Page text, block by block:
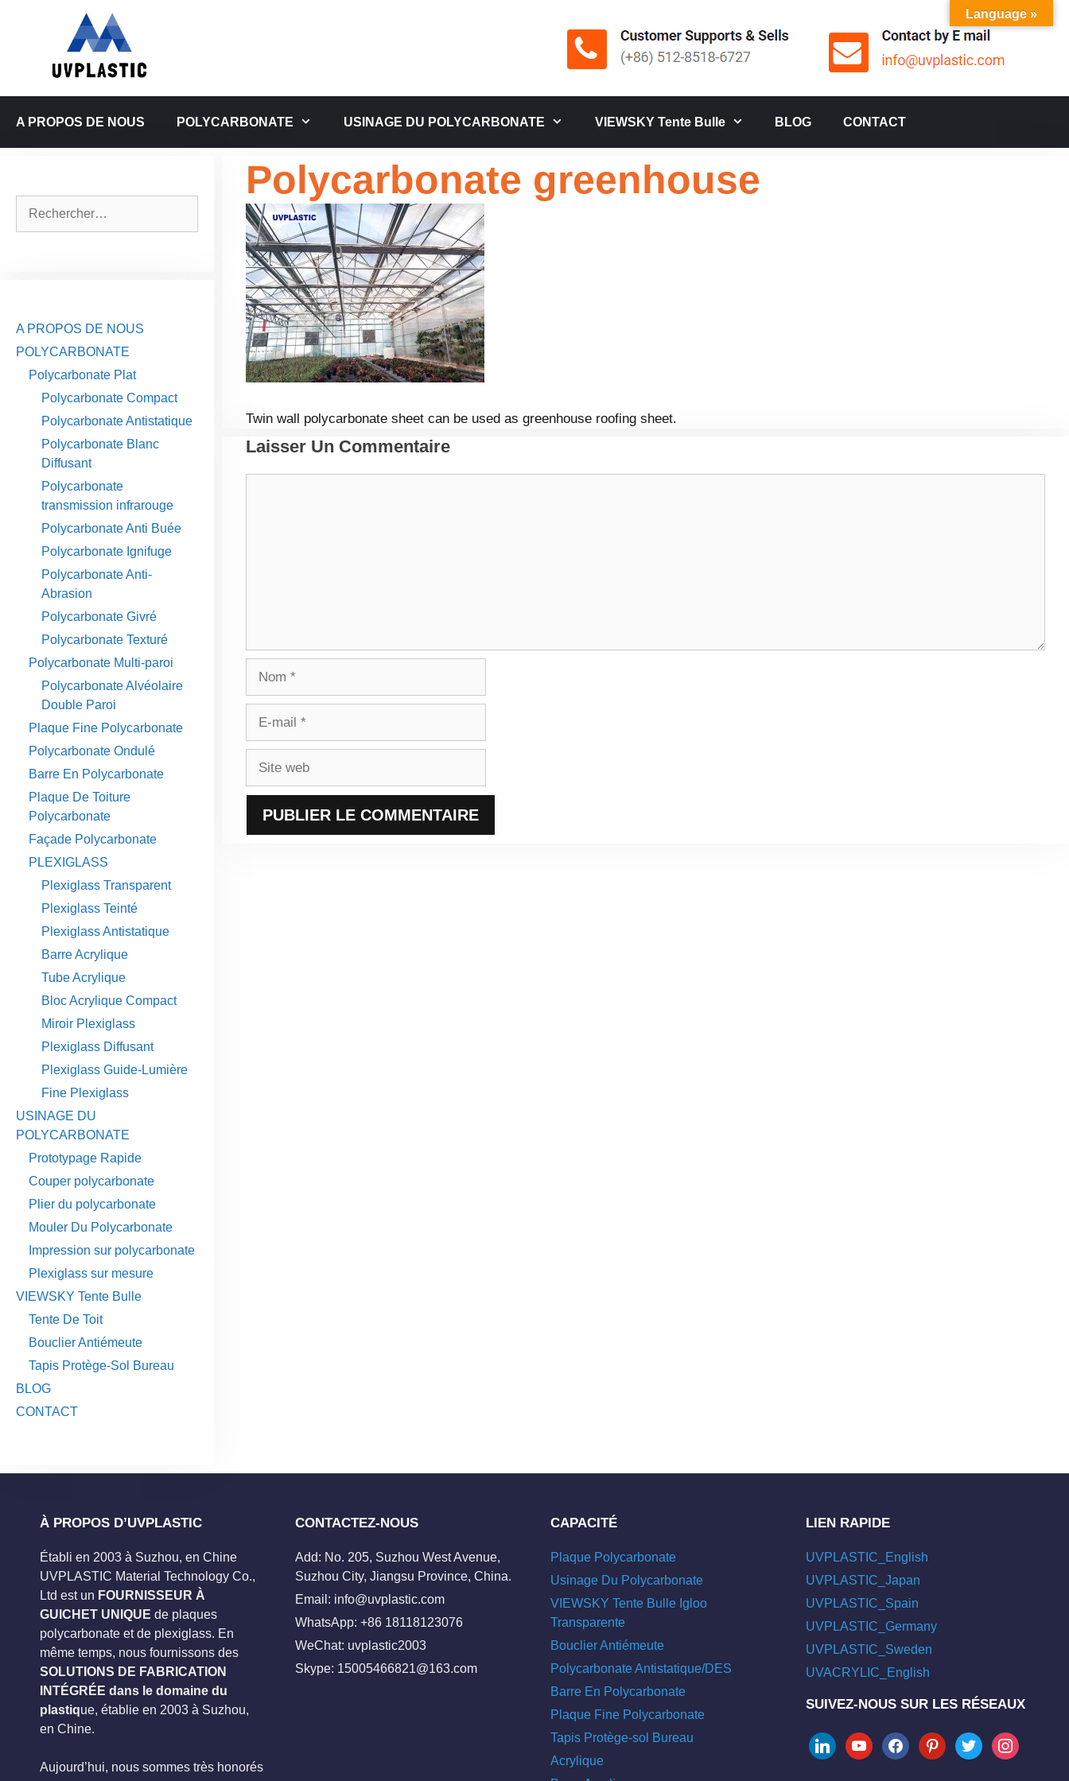
A PROPOS DE NOUS POLYCARBONATE USINAGE DU POLYCARBONATE VIEWSKY Tente Bulle BLOG CONTACT
Polycarbonate greenhouse
Twin wall polycarbonate sheet can be used as greenhouse roofing sheet.
Laisser Un Commentaire
A PROPOS DE NOUS
POLYCARBONATE
Polycarbonate Plat
Polycarbonate Compact
Polycarbonate Antistatique
Polycarbonate Blanc
Diffusant
Polycarbonate
transmission infrarouge
Polycarbonate Anti Buée
Polycarbonate Ignifuge
Polycarbonate Anti-
Abrasion
Polycarbonate Givré
Polycarbonate Texturé
Polycarbonate Multi-paroi
Polycarbonate Alvéolaire
Double Paroi
Plaque Fine Polycarbonate
Polycarbonate Ondulé
Barre En Polycarbonate
Plaque De Toiture
Polycarbonate
Façade Polycarbonate
PLEXIGLASS
Plexiglass Transparent
Plexiglass Teinté
Plexiglass Antistatique
Barre Acrylique
Tube Acrylique
Bloc Acrylique Compact
Miroir Plexiglass
Plexiglass Diffusant
Plexiglass Guide-Lumière
Fine Plexiglass
USINAGE DU
POLYCARBONATE
Prototypage Rapide
Couper polycarbonate
Plier du polycarbonate
Mouler Du Polycarbonate
Impression sur polycarbonate
Plexiglass sur mesure
VIEWSKY Tente Bulle
Tente De Toit
Bouclier Antiémeute
Tapis Protège-Sol Bureau
BLOG
CONTACT
À PROPOS D’UVPLASTIC
Établi en 2003 à Suzhou, en Chine
UVPLASTIC Material Technology Co.,
Ltd est un FOURNISSEUR À
GUICHET UNIQUE de plaques
polycarbonate et de plexiglass. En
même temps, nous fournissons des
SOLUTIONS DE FABRICATION
INTÉGRÉE dans le domaine du
plastique, établie en 2003 à Suzhou,
en Chine.
Aujourd’hui, nous sommes très honorés
CONTACTEZ-NOUS
Add: No. 205, Suzhou West Avenue,
Suzhou City, Jiangsu Province, China.
Email: info@uvplastic.com
WhatsApp: +86 18118123076
WeChat: uvplastic2003
Skype: 15005466821@163.com
CAPACITÉ
Plaque Polycarbonate
Usinage Du Polycarbonate
VIEWSKY Tente Bulle Igloo
Transparente
Bouclier Antiémeute
Polycarbonate Antistatique/DES
Barre En Polycarbonate
Plaque Fine Polycarbonate
Tapis Protège-sol Bureau
Acrylique
LIEN RAPIDE
UVPLASTIC_English
UVPLASTIC_Japan
UVPLASTIC_Spain
UVPLASTIC_Germany
UVPLASTIC_Sweden
UVACRYLIC_English
SUIVEZ-NOUS SUR LES RÉSEAUX
linkedinyoutubefacebookpinteresttwitter instagram
Language »